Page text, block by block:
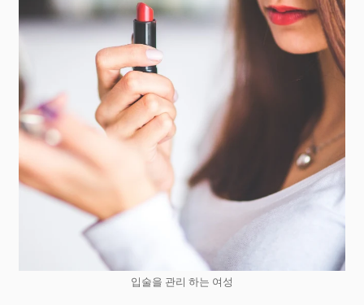
입술을 관리 하는 여성